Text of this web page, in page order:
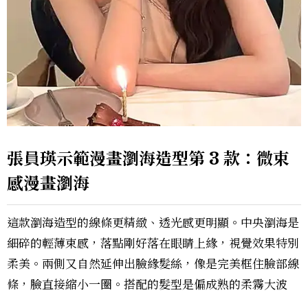
張員瑛示範漫畫瀏海造型第 3 款：微束
感漫畫瀏海
這款瀏海造型的線條更精緻、透光感更明顯。中央瀏海是
細碎的輕薄束感，落點剛好落在眼睛上緣，視覺效果特別
柔美。兩側又自然延伸出臉緣髮絲，像是完美框住臉部線
條，臉直接縮小一圈。搭配的髮型是偏成熟的柔霧大波